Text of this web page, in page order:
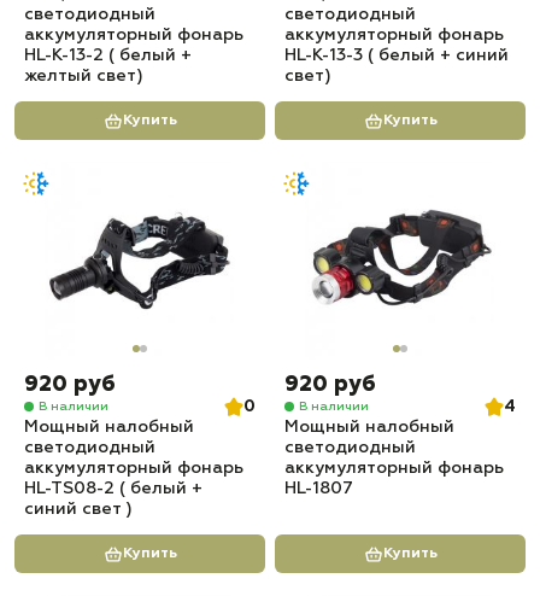
светодиодный
аккумуляторный фонарь
HL-K-13-2 ( белый +
желтый свет)
Купить
светодиодный
аккумуляторный фонарь
HL-K-13-3 ( белый + синий
свет)
Купить
920 руб
В наличии
0
Мощный налобный
светодиодный
аккумуляторный фонарь
HL-TS08-2 ( белый +
синий свет )
Купить
920 руб
В наличии
4
Мощный налобный
светодиодный
аккумуляторный фонарь
HL-1807
Купить